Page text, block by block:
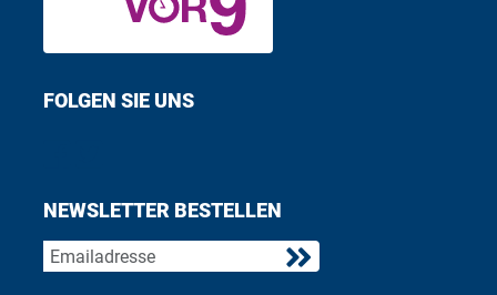
FOLGEN SIE UNS
NEWSLETTER BESTELLEN